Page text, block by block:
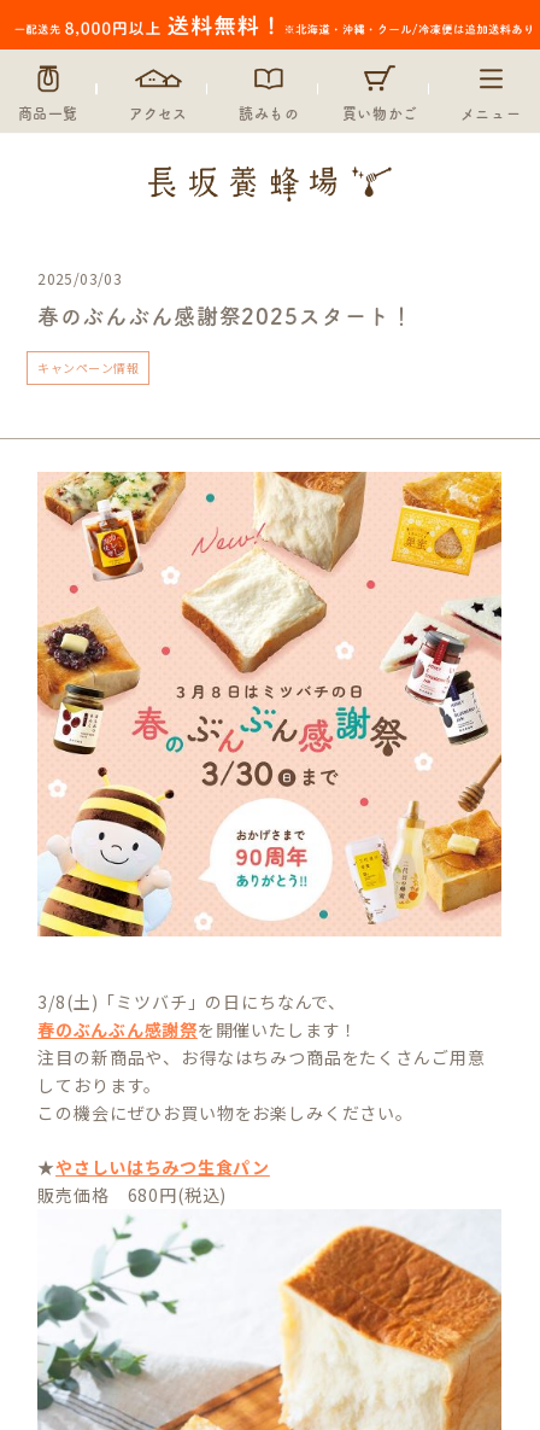
商品一覧 アクセス 読みもの 買い物かご メニュー
2025/03/03
春のぶんぶん感謝祭2025スタート！
キャンペーン情報
3/8(土)「ミツバチ」の日にちなんで、
春のぶんぶん感謝祭を開催いたします！
注目の新商品や、お得なはちみつ商品をたくさんご用意
しております。
この機会にぜひお買い物をお楽しみください。
★やさしいはちみつ生食パン
販売価格 680円(税込)